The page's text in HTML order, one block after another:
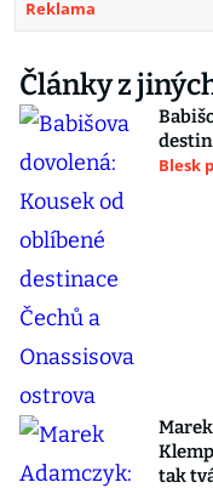
Reklama
Články z
Blesk
tak